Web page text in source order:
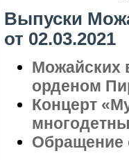
Выпуски
от 02.03.2021
Можайских
орденом
Концерт
Обращение